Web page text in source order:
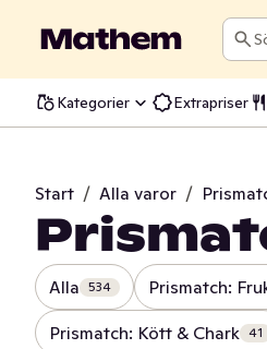
Sök
Kategorier Extrapriser
Start / Alla varor /
Alla 534 Prismatch:
Prismatch: Kött & Chark 41